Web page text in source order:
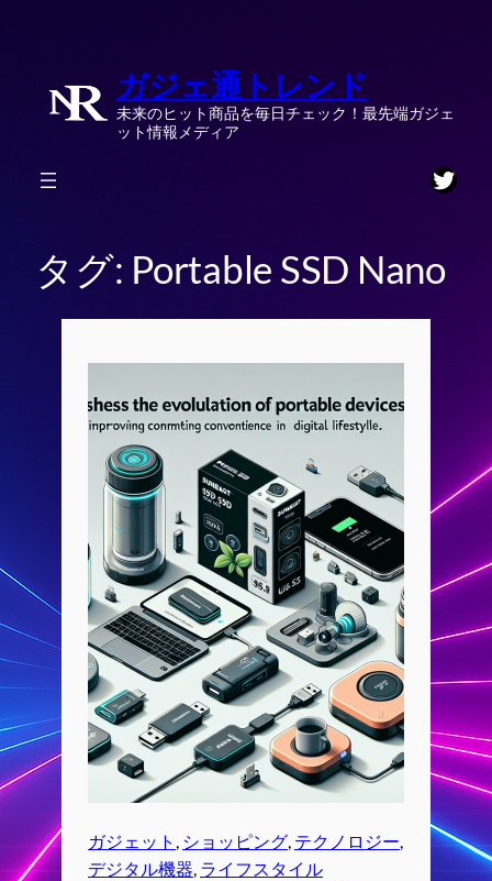
ガジェ通トレンド
未来のヒット商品を毎日チェック！最先端ガジェ
ット情報メディア
タグ: Portable SSD Nano
ガジェット , ショッピング, テクノロジー
デジタル機器, ライフスタイル